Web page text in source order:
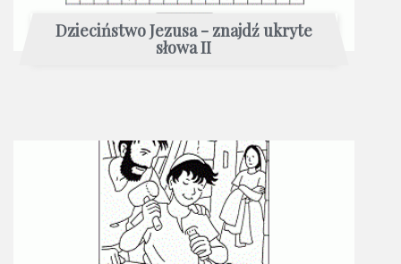
Dzieciństwo Jezusa - znajdź ukryte
słowa II